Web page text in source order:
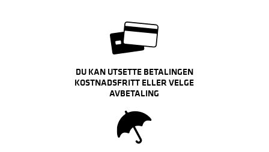
DU KAN UTSETTE BETALINGEN
KOSTNADSFRITT ELLER VELGE
AVBETALING